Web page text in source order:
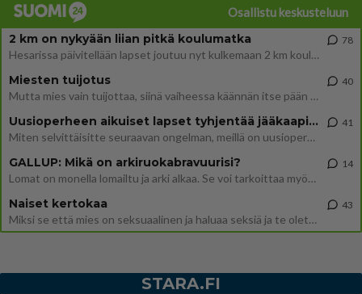
Osallistu keskusteluun
2 km on nykyään liian pitkä koulumatka
Hesarissa päivitellään lapset joutuu nyt kulkemaan 2 km kouluun jösses. Ruostefillarilla tuo matka menee vaikka miten äk
78
Miesten tuijotus
Mutta mies vain tuijottaa, siinä vaiheessa käännän itse pään pois. Mikä juttu? Yleensä jos joku tuijottaa tai katsoo, hä
40
Uusioperheen aikuiset lapset tyhjentää jääkaapin käydessään
Miten selvittäisitte seuraavan ongelman, meillä on uusioperhe, minulla teini-ikäiset lapset ja puolisolla aikuiset, jotk
41
GALLUP: Mikä on arkiruokabravuurisi?
Lomat on monella lomailtu ja arki alkaa. Se voi tarkoittaa myös sitä, että grillailut on grillattu ja palataan arjen ruo
14
Naiset kertokaa
Miksi se että mies on seksuaalinen ja haluaa seksiä ja te olette hänen mielestänne haluttava on vastenmielistä? Mikä sii
43
STARA.FI